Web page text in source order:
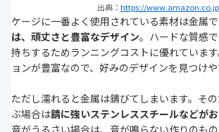
出典： https://www.amazon.co.jp
ケージに一番よく使用されている素材は金属で
は、頑丈さと豊富なデザイン。ハードな質感
持ちするためランニングコストに優れていま
ョンが豊富なので、好みのデザインを見つけや
ただし濡れると金属は錆びてしまいます。そ
ぶ場合は錆に強いステンレススチールなどがお
音がうるさい場合は、音が鳴らない作りのも